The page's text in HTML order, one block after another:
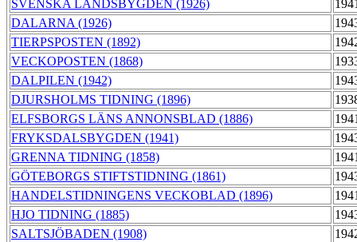
SVENSKA LANDSBYGDEN (1926)
DALARNA (1926)
TIERPSPOSTEN (1892)
VECKOPOSTEN (1868)
DALPILEN (1942)
DJURSHOLMS TIDNING (1896)
ELFSBORGS LÄNS ANNONSBLAD (1886)
FRYKSDALSBYGDEN (1941)
GRENNA TIDNING (1858)
GÖTEBORGS STIFTSTIDNING (1861)
HANDELSTIDNINGENS VECKOBLAD (1896)
HJO TIDNING (1885)
SALTSJÖBADEN (1908)